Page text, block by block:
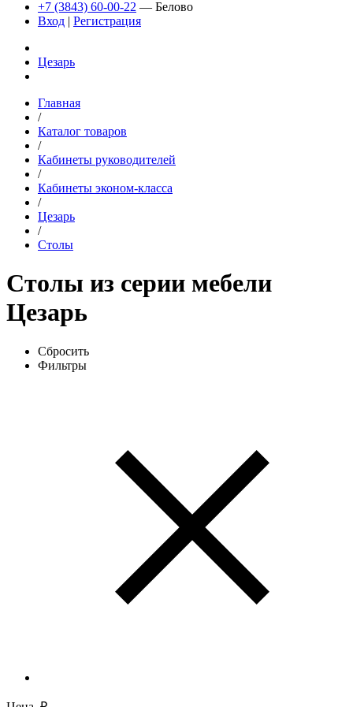
+7 (3843) 60-00-22 — Белово
Вход | Регистрация
Цезарь
Главная
/
Каталог товаров
/
Кабинеты руководителей
/
Кабинеты эконом-класса
/
Цезарь
/
Столы
Столы из серии мебели
Цезарь
Сбросить
Фильтры